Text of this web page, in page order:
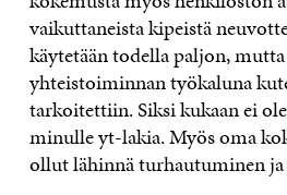
vaikuttaneista kipeistä
käytetään todella paljon,
yhteistoiminnan työkaluna
tarkoitettiin. Siksi kukaan ei
minulle yt-lakia. Myös oma
ollut lähinnä turhautuminen ja